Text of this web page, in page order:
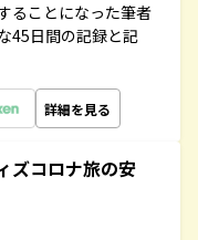
ることになった筆者
45日間の記録と記
詳細を見る
ズコロナ旅の安